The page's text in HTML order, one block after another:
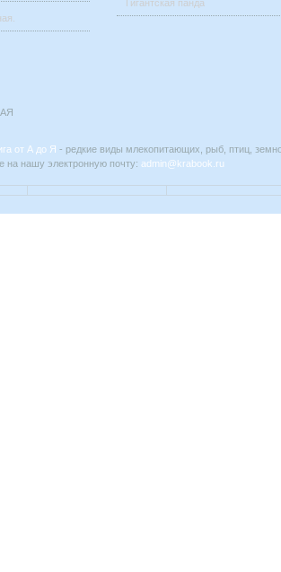
Гигантская панда
от А до Я - редкие виды млекопитающих, рыб, птиц,
на нашу электронную почту: admin@krabook.ru